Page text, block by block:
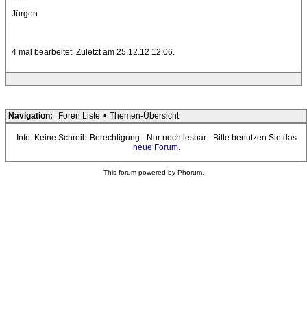
Jürgen
4 mal bearbeitet. Zuletzt am 25.12.12 12:06.
Navigation: Foren Liste • Themen-Übersicht
Info: Keine Schreib-Berechtigung - Nur noch lesbar - Bitte benutzen Sie das
neue Forum.
This forum powered by Phorum.